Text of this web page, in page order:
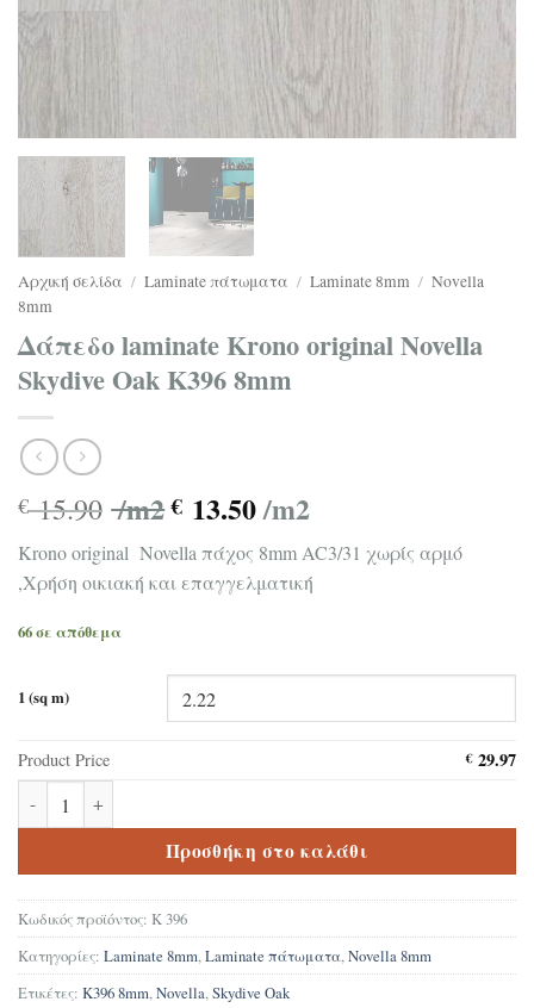
Αρχική σελίδα / Laminate πάτωματα / Laminate 8mm / Novella
8mm
Δάπεδο laminate Krono original Novella
Skydive Oak K396 8mm
€15.90 /m2 € 13.50/m2
Krono original Novella πάχος 8mm AC3/31 χωρίς αρμό
,Χρήση οικιακή και επαγγελματική
66 σε απόθεμα
1 (sq m)
Product Price €29.97
Προσθήκη στο καλάθι
Κωδικός προϊόντος: K 396
Κατηγορίες: Laminate 8mm,Laminate πάτωματα,Novella 8mm
Ετικέτες: K396 8mm,Novella,Skydive Oak